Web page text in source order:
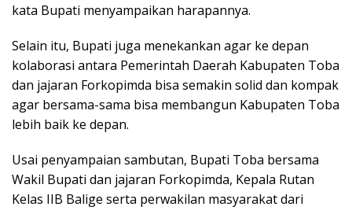
kata Bupati menyampaikan harapannya.
Selain itu, Bupati juga menekankan agar ke depan
kolaborasi antara Pemerintah Daerah Kabupaten Toba
dan jajaran Forkopimda bisa semakin solid dan kompak
agar bersama-sama bisa membangun Kabupaten Toba
lebih baik ke depan.
Usai penyampaian sambutan, Bupati Toba bersama
Wakil Bupati dan jajaran Forkopimda, Kepala Rutan
Kelas IIB Balige serta perwakilan masyarakat dari